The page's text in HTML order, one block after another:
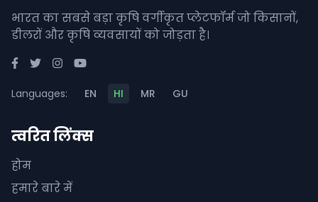
भारत का सबसे बड़ा कृषि वर्गीकृत प्लेटफॉर्म जो किसानों,
डीलरों और कृषि व्यवसायों को जोड़ता है।
Languages: EN HI MR GU
त्वरित लिंक्स
होम
हमारे बारे में